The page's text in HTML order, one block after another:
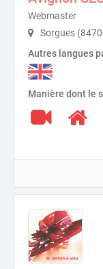
Webmaster
Sorgues
Autres langues
Manière dont le